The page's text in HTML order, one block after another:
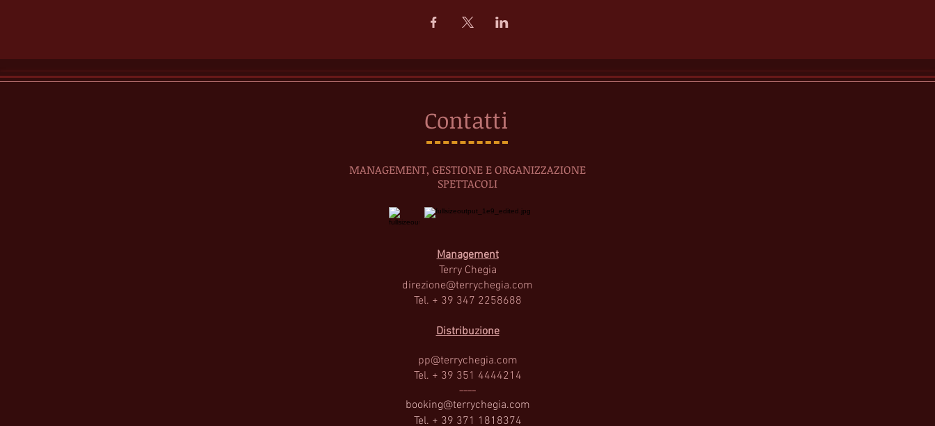
MANAGEMENT, GESTIONE E ORGANIZZAZIONE
SPETTACOLI
Management
Terry Chegia
direzione@terrychegia.com
Tel. + 39 347 2258688
Distribuzione
pp@terrychegia.com
Tel. + 39 351 4444214
----
booking@terrychegia.com
Tel. + 39 371 1818374
Contatti